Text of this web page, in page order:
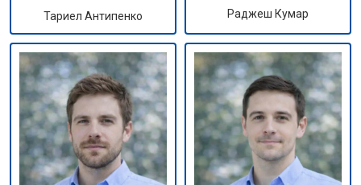
Тариел Антипенко Раджеш Кумар